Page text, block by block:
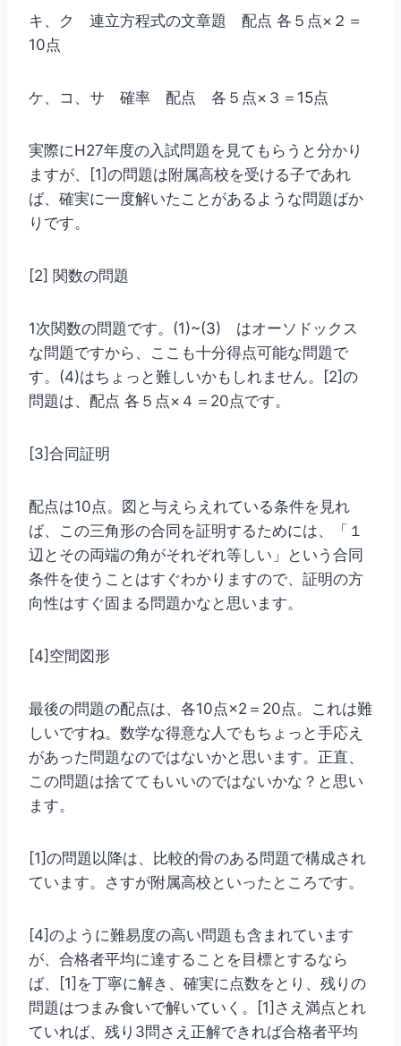
キ、ク 連立方程式の文章題 配点 各５点×２＝
10点
ケ、コ、サ 確率 配点 各５点×３＝15点
実際にH27年度の入試問題を見てもらうと分かり
ますが、[1]の問題は附属高校を受ける子であれ
ば、確実に一度解いたことがあるような問題ばか
りです。
[2] 関数の問題
1次関数の問題です。(1)~(3) はオーソドックス
な問題ですから、ここも十分得点可能な問題で
す。(4)はちょっと難しいかもしれません。[2]の
問題は、配点 各５点×４＝20点です。
[3]合同証明
配点は10点。図と与えらえれている条件を見れ
ば、この三角形の合同を証明するためには、「１
辺とその両端の角がそれぞれ等しい」という合同
条件を使うことはすぐわかりますので、証明の方
向性はすぐ固まる問題かなと思います。
[4]空間図形
最後の問題の配点は、各10点×2＝20点。これは難
しいですね。数学な得意な人でもちょっと手応え
があった問題なのではないかと思います。正直、
この問題は捨ててもいいのではないかな？と思い
ます。
[1]の問題以降は、比較的骨のある問題で構成され
ています。さすが附属高校といったところです。
[4]のように難易度の高い問題も含まれています
が、合格者平均に達することを目標とするなら
ば、[1]を丁寧に解き、確実に点数をとり、残りの
問題はつまみ食いで解いていく。[1]さえ満点とれ
ていれば、残り3問さえ正解できれば合格者平均